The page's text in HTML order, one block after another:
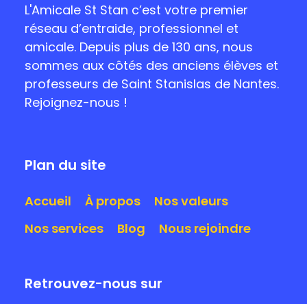
L'Amicale St Stan c’est votre premier
réseau d’entraide, professionnel et
amicale. Depuis plus de 130 ans, nous
sommes aux côtés des anciens élèves et
professeurs de Saint Stanislas de Nantes.
Rejoignez-nous !
Plan du site
Accueil À propos
Nos valeurs
Nos services
Blog Nous rejoindre
Retrouvez-nous sur